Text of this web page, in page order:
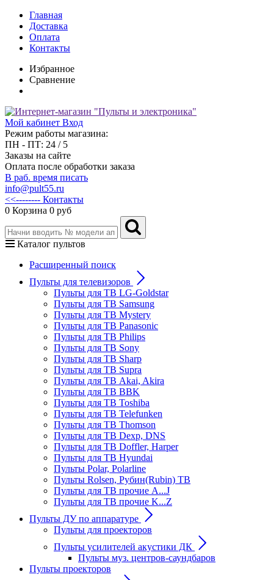
Главная
Доставка
Оплата
Контакты
Избранное
Сравнение
Мой кабинет Вход
Режим работы магазина:
ПН - ПТ: 24 / 5
Заказы на сайте
Оплата после обработки заказа
В раб. время писать
info@pult55.ru
<<-------- Контакты
0 Корзина 0 руб
Каталог пультов
Расширенный поиск
Пульты для телевизоров
Пульты для ТВ LG-Goldstar
Пульты для ТВ Samsung
Пульты для ТВ Mystery
Пульты для ТВ Panasonic
Пульты для ТВ Philips
Пульты для ТВ Sony
Пульты для ТВ Sharp
Пульты для ТВ Supra
Пульты для ТВ Akai, Akira
Пульты для ТВ BBK
Пульты для ТВ Toshiba
Пульты для ТВ Telefunken
Пульты для ТВ Thomson
Пульты для ТВ Dexp, DNS
Пульты для ТВ Doffler, Harper
Пульты для ТВ Hyundai
Пульты Polar, Polarline
Пульты Rolsen, Рубин(Rubin) ТВ
Пульты для ТВ прочие A...J
Пульты для ТВ прочие K...Z
Пульты ДУ по аппаратуре
Пульты для проекторов
Пульты усилителей акустики ДК
Пульты муз. центров-саундбаров
Пульты проекторов